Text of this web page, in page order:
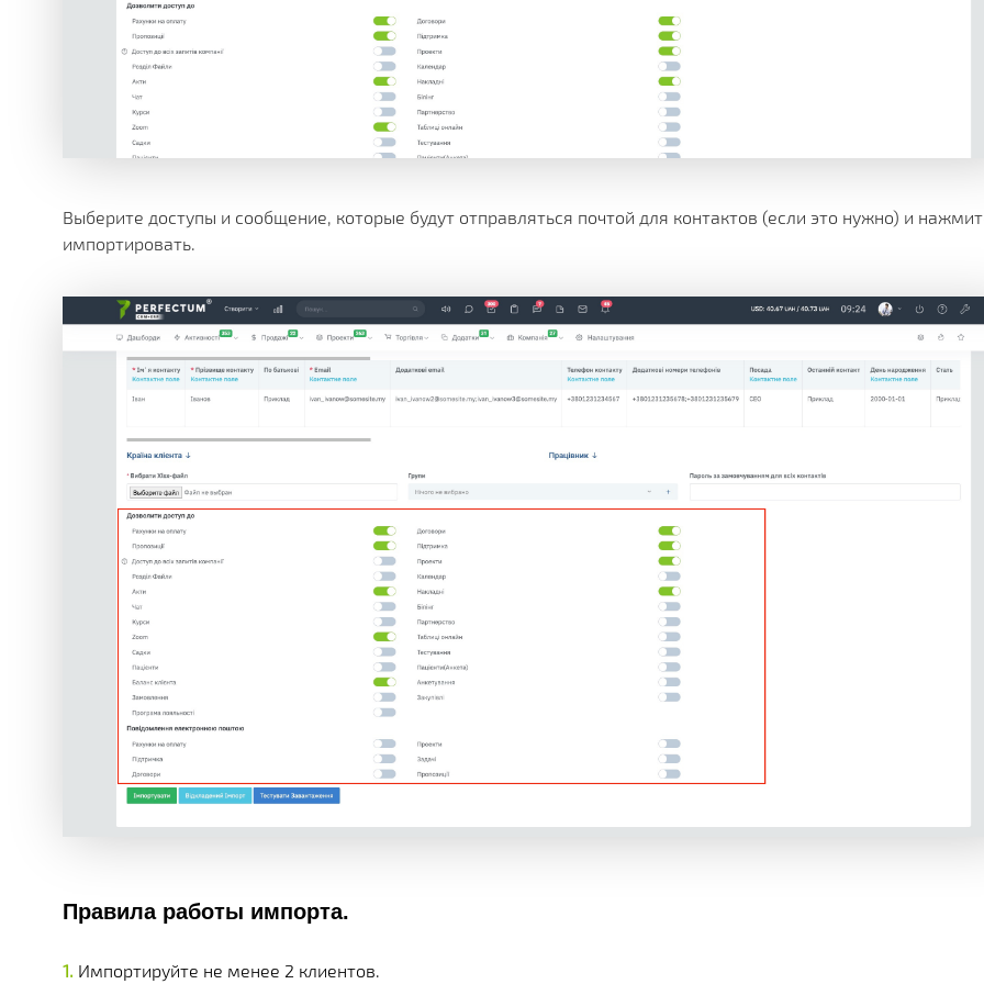
Выберите доступы и сообщение, которые будут отправляться почтой для контактов (если это нужно) и
импортировать.
Правила работы импорта.
Импортируйте не менее 2 клиентов.